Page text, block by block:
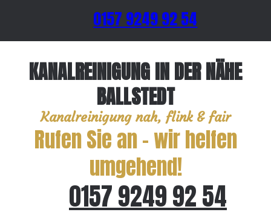
0157 9249 92 54
KANALREINIGUNG IN DER NÄHE
BALLSTEDT
Kanalreinigung nah, flink & fair
Rufen Sie an – wir helfen
umgehend!
0157 9249 92 54